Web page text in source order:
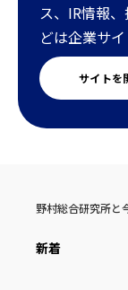
ス、IR情報
どは企業サ
サイトを
野村総合研究所と
新着